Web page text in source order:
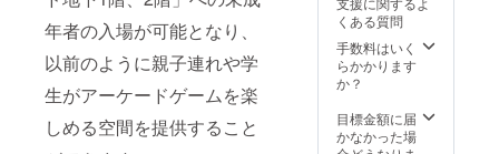
年者の入場が可能となり、
以前のように親子連れや学
生がアーケードゲームを楽
しめる空間を提供すること
※掲示
期間は3
年とし
名前の
掲示の
費でお
願い致
しま
す。 ・
センミ
カドで
田馬場
ゲーセ
ンミカ
ド”にて
開催。
事項★
・交通
専用筐
体を設
置しま
す。
ポン
サーＴ
くある質問
手数料はいく
らかかります
か？
目標金額に届
かなかった場